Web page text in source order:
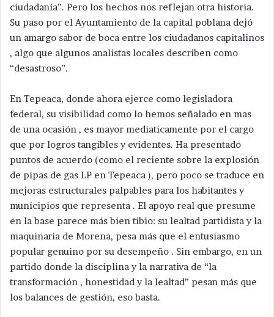
ciudadanía”. Pero los hechos nos reflejan otra historia.
Su paso por el Ayuntamiento de la capital poblana dejó
un amargo sabor de boca entre los ciudadanos capitalinos
, algo que algunos analistas locales describen como
“desastroso”.
En Tepeaca, donde ahora ejerce como legisladora
federal, su visibilidad como lo hemos señalado en mas
de una ocasión , es mayor mediaticamente por el cargo
que por logros tangibles y evidentes. Ha presentado
puntos de acuerdo (como el reciente sobre la explosión
de pipas de gas LP en Tepeaca ), pero poco se traduce en
mejoras estructurales palpables para los habitantes y
municipios que representa . El apoyo real que presume
en la base parece más bien tibio: su lealtad partidista y la
maquinaria de Morena, pesa más que el entusiasmo
popular genuino por su desempeño . Sin embargo, en un
partido donde la disciplina y la narrativa de “la
transformación , honestidad y la lealtad” pesan más que
los balances de gestión, eso basta.